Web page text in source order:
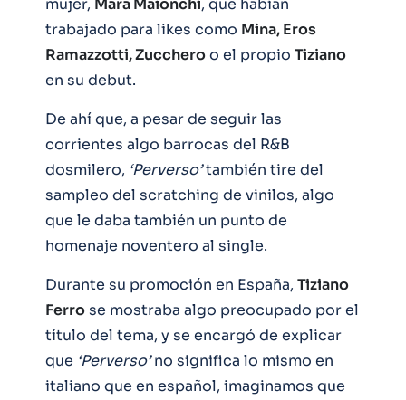
trabajado para likes como Mina, Eros
Ramazzotti, Zuccheroo el propio Tiziano
en su debut.
De ahí que, a pesar de seguir las
corrientes algo barrocas del R&B
dosmilero, ‘Perverso’también tire del
sampleo del scratching de vinilos, algo
que le daba también un punto de
homenaje noventero al single.
Durante su promoción en España, Tiziano
Ferrose mostraba algo preocupado por el
título del tema, y se encargó de explicar
que ‘Perverso’no significa lo mismo en
italiano que en español, imaginamos que